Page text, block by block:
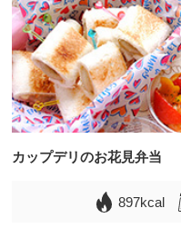
カップデリのお花見弁当
897kcal